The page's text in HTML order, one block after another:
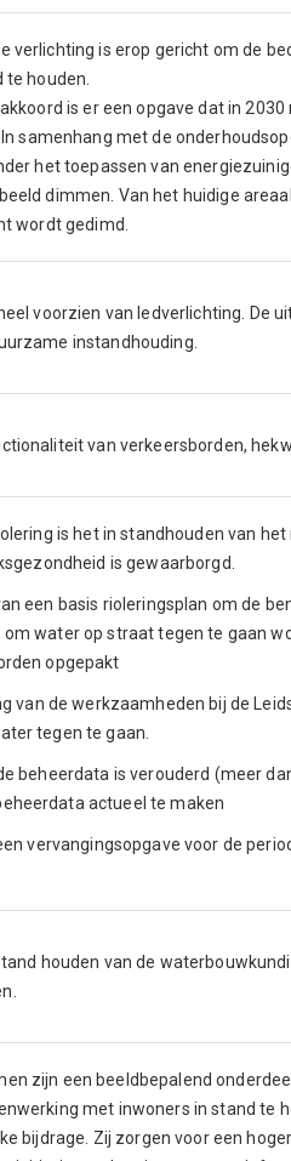
verlichting is erop gericht om de
houden.
is er een opgave dat in
samenhang met de
het toepassen van
dimmen. Van het huidige
wordt gedimd.
voorzien van ledverlichting. De
instandhouding.
van verkeersborden,
is het in standhouden van
is gewaarborgd.
een basis rioleringsplan om de
water op straat tegen te gaan
opgepakt
van de werkzaamheden bij de
tegen te gaan.
beheerdata is verouderd (meer
actueel te maken
vervangingsopgave voor de
houden van de
zijn een beeldbepalend
met inwoners in stand te
bijdrage. Zij zorgen voor een